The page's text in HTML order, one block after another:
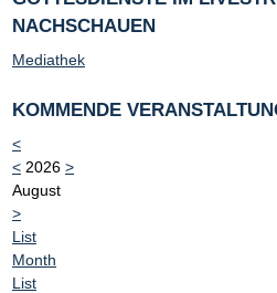
NACHSCHAUEN
Mediathek
KOMMENDE
<
< 2026 >
August
>
List
Month
List